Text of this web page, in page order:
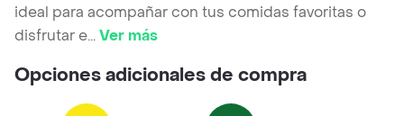
ideal para acompañar con tus comidas favoritas o
disfrutar e...Ver más
Opciones adicionales de compra